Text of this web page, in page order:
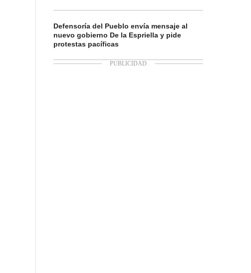
Defensoría del Pueblo envía mensaje al
nuevo gobierno De la Espriella y pide
protestas pacíficas